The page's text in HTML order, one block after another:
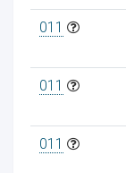
011
011
011